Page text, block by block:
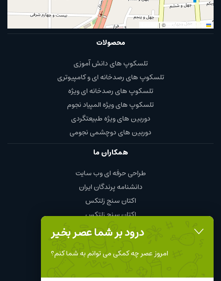
درود بر شما عصر بخیر
امروز عصر چه کمکی می توانم به شما کنم؟
| © OpenStreetMap
محصولات
تلسکوپ های دانش آموزی
تلسکوپ های رصدخانه ای و کامپیوتری
تلسکوپ های رصدخانه ای ویژه
تلسکوپ های ویژه المپیاد نجوم
دوربین های ویژه طبیعتگردی
دوربین های دوچشمی نجومی
همکاران ما
طراحی حرفه ای وب سایت
دانشنامه پرندگان ایران
اکتان سنج زلتکس
اکتان سنج زلتکس
چای و قهوه محمود
نمایندگی چینت الکتریک chint